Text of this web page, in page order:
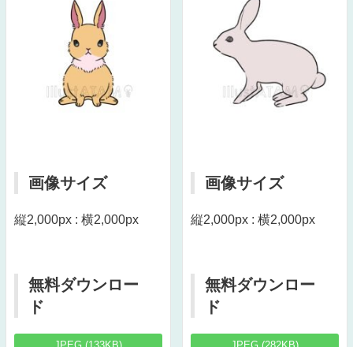
画像サイズ
縦2,000px : 横2,000px
無料ダウンロー
ド
画像サイズ
縦2,000px : 横2,000px
無料ダウンロー
ド